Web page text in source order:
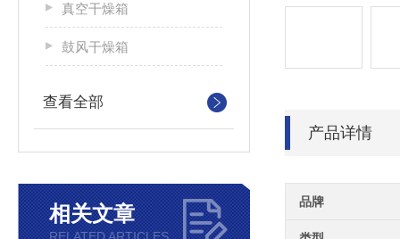
真空干燥箱
鼓风干燥箱
查看全部
相关文章
产品详情
品牌